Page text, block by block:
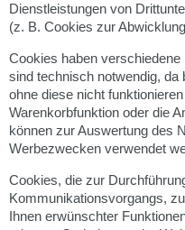
Dienstleistungen von
(z. B. Cookies zur
Cookies haben
sind technisch notwendig,
ohne diese nicht
Warenkorbfunktion oder die
können zur Auswertung des
Werbezwecken verwendet
Cookies, die zur
Kommunikationsvorgangs,
Ihnen erwünschter